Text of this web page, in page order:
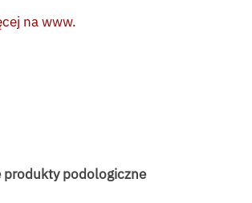
na www.
produkty podologiczne